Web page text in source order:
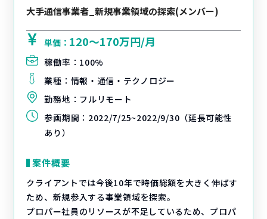
大手通信事業者_新規事業領域の探索(メンバー)
単価： 120〜170万円/月
稼働率： 100%
業種： 情報・通信・テクノロジー
勤務地： フルリモート
参画期間： 2022/7/25~2022/9/30（延長可能性
あり）
案件概要
クライアントでは今後10年で時価総額を大きく伸ばす
ため、新規参入する事業領域を探索。
プロパー社員のリソースが不足しているため、プロパ